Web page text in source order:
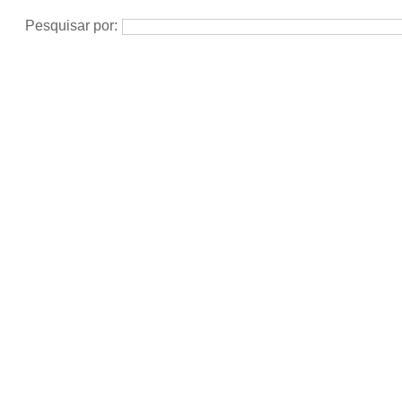
Pesquisar por: